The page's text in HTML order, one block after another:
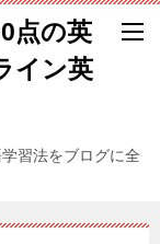
点の英
イン英
習法をブログに全